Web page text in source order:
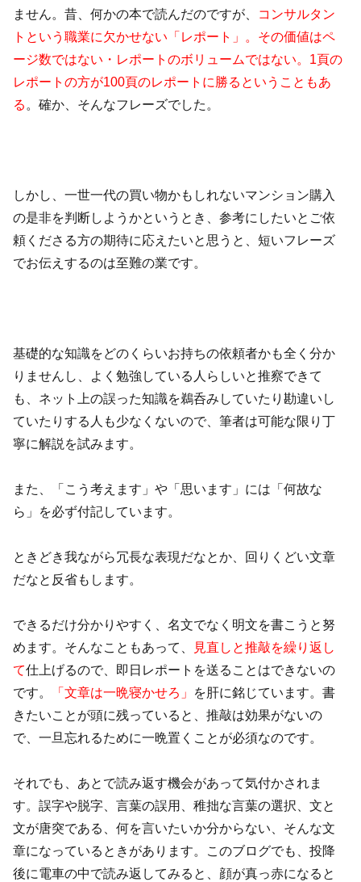
ません。昔、何かの本で読んだのですが、 コンサルタン
トという職業に欠かせない「レポート」。その価値はペ
ージ数ではない・レポートのボリュームではない。1頁の
レポートの方が100頁のレポートに勝るということもあ
る 。確か、そんなフレーズでした。
しかし、一世一代の買い物かもしれないマンション購入
の是非を判断しようかというとき、参考にしたいとご依
頼くださる方の期待に応えたいと思うと、短いフレーズ
でお伝えするのは至難の業です。
基礎的な知識をどのくらいお持ちの依頼者かも全く分か
りませんし、よく勉強している人らしいと推察できて
も、ネット上の誤った知識を鵜呑みしていたり勘違いし
ていたりする人も少なくないので、筆者は可能な限り丁
寧に解説を試みます。
また、「こう考えます」や「思います」には「何故な
ら」を必ず付記しています。
ときどき我ながら冗長な表現だなとか、回りくどい文章
だなと反省もします。
できるだけ分かりやすく、名文でなく明文を書こうと努
めます。そんなこともあって、
見直しと推敲を繰り返し
て仕上げるので、即日レポートを送ることはできないの
です。
「文章は一晩寝かせろ」 を肝に銘じています。書
きたいことが頭に残っていると、推敲は効果がないの
で、一旦忘れるために一晩置くことが必須なのです。
それでも、あとで読み返す機会があって気付かされま
す。誤字や脱字、言葉の誤用、稚拙な言葉の選択、文と
文が唐突である、何を言いたいか分からない、そんな文
章になっているときがあります。このブログでも、投降
後に電車の中で読み返してみると、顔が真っ赤になると